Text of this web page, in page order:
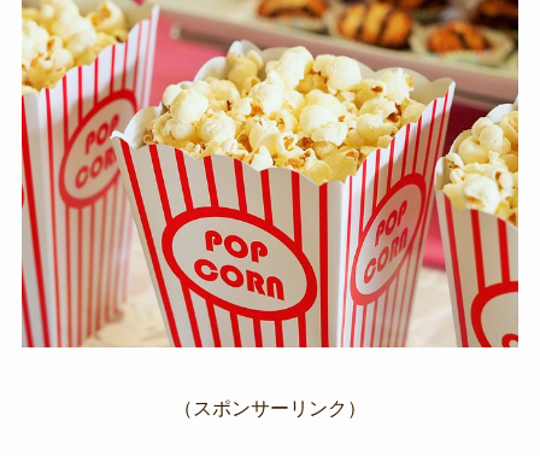
（スポンサーリンク）